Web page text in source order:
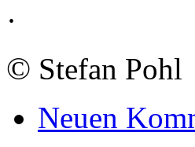
·
© Stefan Pohl
Neuen